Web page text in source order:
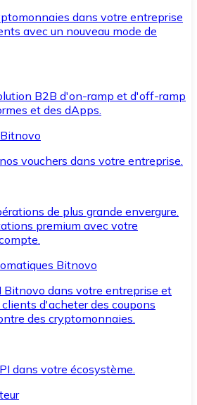
dans votre entreprise
avec un nouveau mode de
B2B d'on-ramp et d'off-ramp
et des dApps.
vouchers dans votre entreprise.
de plus grande envergure.
premium avec votre
Bitnovo
Bitnovo dans votre entreprise et
d'acheter des coupons
des cryptomonnaies.
dans votre écosystème.